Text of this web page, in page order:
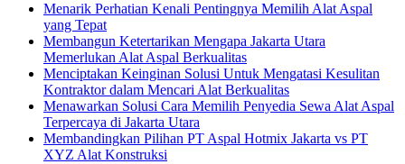
Menarik Perhatian Kenali Pentingnya Memilih Alat Aspal
yang Tepat
Membangun Ketertarikan Mengapa Jakarta Utara
Memerlukan Alat Aspal Berkualitas
Menciptakan Keinginan Solusi Untuk Mengatasi Kesulitan
Kontraktor dalam Mencari Alat Berkualitas
Menawarkan Solusi Cara Memilih Penyedia Sewa Alat Aspal
Terpercaya di Jakarta Utara
Membandingkan Pilihan PT Aspal Hotmix Jakarta vs PT
XYZ Alat Konstruksi